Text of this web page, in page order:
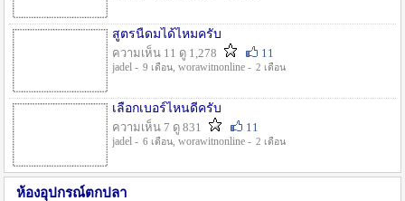
สูตรนี้ดมได้ไหมครับ
ความเห็น 11 ดู 1,278
11
jadel - 9 เดือน, worawitnonline - 2 เดือน
เลือกเบอร์ไหนดีครับ
ความเห็น 7 ดู 831
11
jadel - 6 เดือน, worawitnonline - 2 เดือน
ห้องอุปกรณ์ตกปลา